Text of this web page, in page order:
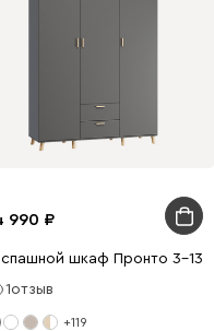
Белый
990
шкаф Пронто 3-
1отзыв
+119